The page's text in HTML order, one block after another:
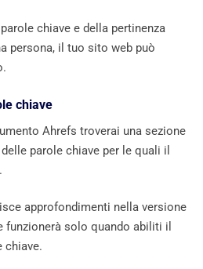
chiave e della pertinenza
persona, il tuo sito web può
chiave
Ahrefs troverai una sezione
parole chiave per le quali il
approfondimenti nella versione
solo quando abiliti il
chiave.